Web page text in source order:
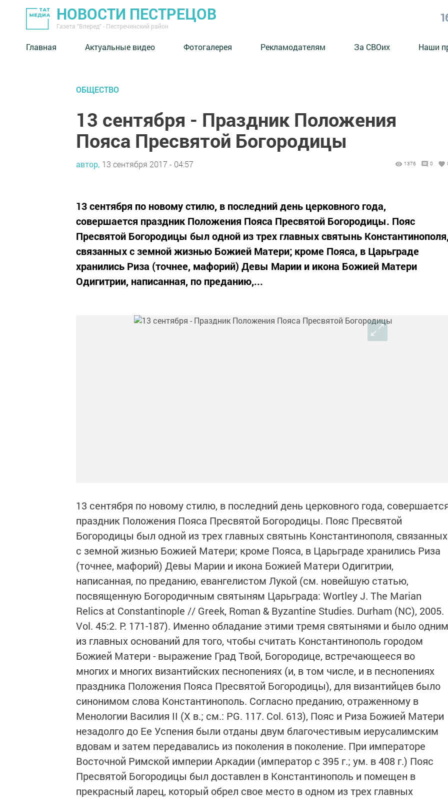
НОВОСТИ ПЕСТРЕЦОВ
Газета "Вперед" - Пестречинский район
Главная Актуальные видео Фотогалерея Рекламодателям За СВОих Наши
ОБЩЕСТВО
13 сентября - Праздник Положения
Пояса Пресвятой Богородицы
автор, 13 сентября 2017 - 04:57 1376 0
13 сентября по новому стилю, в последний день церковного года,
совершается праздник Положения Пояса Пресвятой Богородицы. Пояс
Пресвятой Богородицы был одной из трех главных святынь
связанных с земной жизнью Божией Матери; кроме Пояса, в Царьграде
хранились Риза (точнее, мафорий) Девы Марии и икона Божией Матери
Одигитрии, написанная, по преданию,...
13 сентября по новому стилю, в последний день церковного года,
праздник Положения Пояса Пресвятой Богородицы. Пояс Пресвятой
Богородицы был одной из трех главных святынь Константинополя, связанных
с земной жизнью Божией Матери; кроме Пояса, в Царьграде хранились Риза
(точнее, мафорий) Девы Марии и икона Божией Матери Одигитрии,
написанная, по преданию, евангелистом Лукой (см. новейшую статью,
посвященную Богородичным святыням Царьграда: Wortley J. The Marian
Relics at Constantinople // Greek, Roman & Byzantine Studies. Durham (NC), 2005.
Vol. 45:2. P. 171-187). Именно обладание этими тремя святынями и было одним
из главных оснований для того, чтобы считать Константинополь городом
Божией Матери - выражение Град Твой, Богородице, встречающееся во
многих и многих византийских песнопениях (и, в том числе, и в песнопениях
праздника Положения Пояса Пресвятой Богородицы), для византийцев было
синонимом слова Константинополь. Согласно преданию, отраженному в
Менологии Василия II (X в.; см.: PG. 117. Col. 613), Пояс и Риза Божией Матери
незадолго до Ее Успения были отданы двум благочестивым иерусалимским
вдовам и затем передавались из поколения в поколение. При императоре
Восточной Римской империи Аркадии (император с 395 г.; ум. в 408 г.) Пояс
Пресвятой Богородицы был доставлен в Константинополь и помещен в
прекрасный ларец, который обрел свое место в одном из трех главных